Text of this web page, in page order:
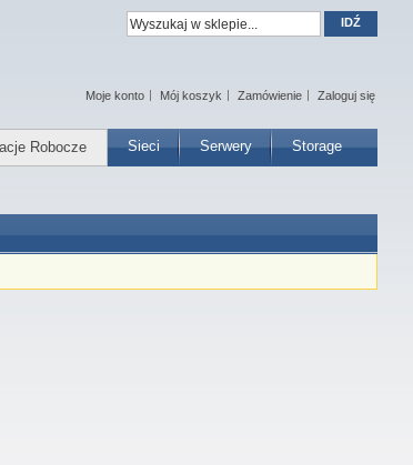
Robocze Sieci Serwery Storage
Moje konto Mój koszyk Zamówienie Zaloguj się
IDŹ